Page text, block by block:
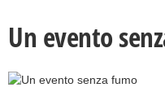
Un evento